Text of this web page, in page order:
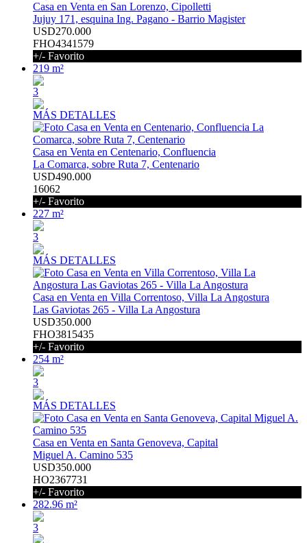
Casa en Venta en San Lorenzo, Cipolletti
Jujuy 171, esquina Ing. Pagano - Barrio Magister
USD270.000
FHO4341579
+/- Favorito
219 m²
3
MÁS DETALLES
Casa en Venta en Centenario, Confluencia
La Comarca, sobre Ruta 7, Centenario
USD490.000
16062
+/- Favorito
227 m²
3
MÁS DETALLES
Casa en Venta en Villa Correntoso, Villa La Angostura
Las Gaviotas 265 - Villa La Angostura
USD350.000
FHO3815435
+/- Favorito
254 m²
3
MÁS DETALLES
Casa en Venta en Santa Genoveva, Capital
Miguel A. Camino 535
USD350.000
HO2367731
+/- Favorito
282.96 m²
3